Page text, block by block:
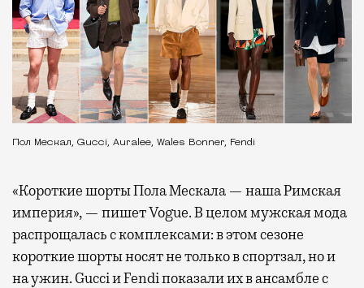
Пол Мескал, Gucci, Auralee, Wales Bonner, Fendi
«Короткие шорты Пола Мескала — наша Римская
империя», — пишет Vogue. В целом мужская мода
распрощалась с комплексами: в этом сезоне
короткие шорты носят не только в спортзал, но и
на ужин. Gucci и Fendi показали их в ансамбле с